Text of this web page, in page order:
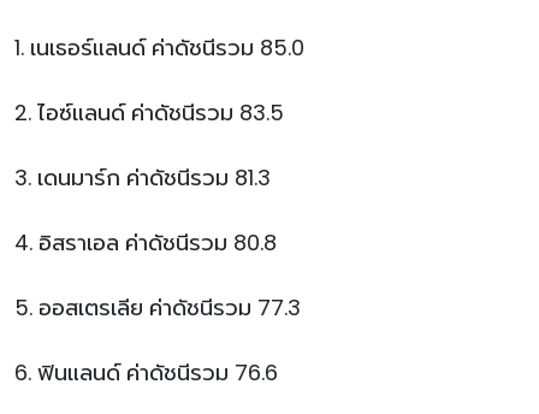
1. เนเธอร์แลนด์ ค่าดัชนีรวม 85.0
2. ไอซ์แลนด์ ค่าดัชนีรวม 83.5
3. เดนมาร์ก ค่าดัชนีรวม 81.3
4. อิสราเอล ค่าดัชนีรวม 80.8
5. ออสเตรเลีย ค่าดัชนีรวม 77.3
6. ฟินแลนด์ ค่าดัชนีรวม 76.6